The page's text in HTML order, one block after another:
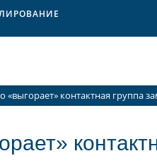
«выгорает» контактная группа